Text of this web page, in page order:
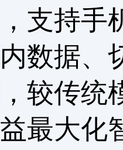
支持手
数据、
较传统
最大化